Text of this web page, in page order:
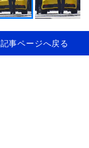
記事ページへ戻る